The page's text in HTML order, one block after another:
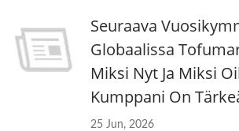
Seuraava
Globaalissa
Miksi Nyt Ja Miksi
Kumppani On
25 Jun, 2026